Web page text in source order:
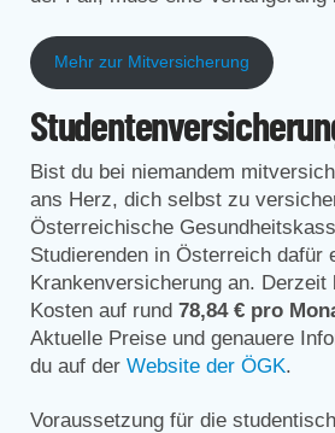
Mehr zur Mitversicherung
Bist du bei niemandem
ans Herz, dich selbst zu
Österreichische
Studierenden in Österreich dafür
Krankenversicherung an. Derzeit
Kosten auf rund 78,84 € pro
Aktuelle Preise und genauere
du auf der Website der ÖGK.
Voraussetzung für die